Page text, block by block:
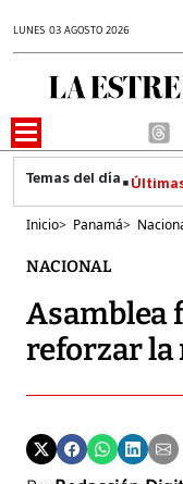
LUNES 03 AGOSTO 2026
Inicio> Panamá>
NACIONAL
Asamblea
reforzar